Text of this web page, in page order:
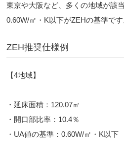
東京や大阪など、多くの地域が該
0.60W/㎡・K以下がZEHの基準です
ZEH推奨仕様例
【4地域】
・延床面積：120.07㎡
・開口部比率：10.4％
・UA値の基準：0.60W/㎡・K以下